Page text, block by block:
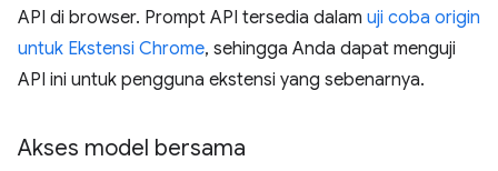
API di browser. Prompt API tersedia dalam uji coba origin
untuk Ekstensi Chrome, sehingga Anda dapat menguji
API ini untuk pengguna ekstensi yang sebenarnya.
Akses model bersama